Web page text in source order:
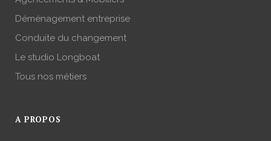
Déménagement entreprise
Conduite du changement
Le studio Longboat
Tous nos métiers
A PROPOS